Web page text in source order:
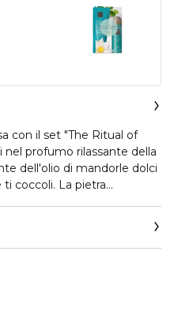
con il set "The Ritual of
profumo rilassante della
dell'olio di mandorle dolci
coccoli. La pietra
alla tua routine.
un'oasi di benessere per